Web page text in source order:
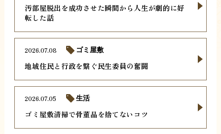
汚部屋脱出を成功させた瞬間から人生が劇的に好
転した話
地域住民と行政を繋ぐ民生委員の奮闘
2026.07.08 ゴミ屋敷
ゴミ屋敷清掃で骨董品を捨てないコツ
2026.07.05 生活